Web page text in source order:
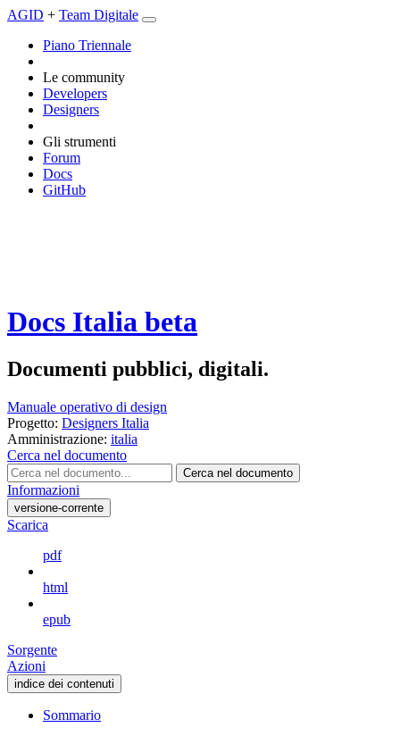
AGID + Team Digitale
Piano Triennale
Le community
Developers
Designers
Gli strumenti
Forum
Docs
GitHub
Docs Italia beta
Documenti pubblici, digitali.
Manuale operativo di design
Progetto: Designers Italia
Amministrazione: italia
Cerca nel documento
Cerca nel documento
Informazioni
versione-corrente
Scarica
pdf
html
epub
Sorgente
Azioni
indice dei contenuti
Sommario